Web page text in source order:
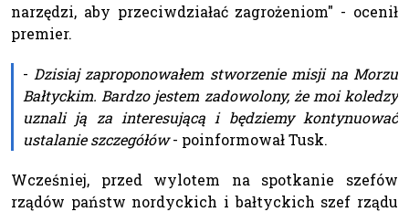
narzędzi, aby przeciwdziałać zagrożeniom" - ocenił
premier.
- Dzisiaj zaproponowałem stworzenie misji na Morzu
Bałtyckim. Bardzo jestem zadowolony, że moi koledzy
uznali ją za interesującą i będziemy kontynuować
ustalanie szczegółów- poinformował Tusk.
Wcześniej, przed wylotem na spotkanie szefów
rządów państw nordyckich i bałtyckich szef rządu